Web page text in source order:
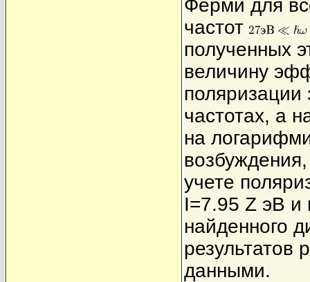
Ферми для
частот
полученных
величину
поляризации
частотах, а
на
учете
I=7.95 Z эВ и
найденного
результатов
данными.